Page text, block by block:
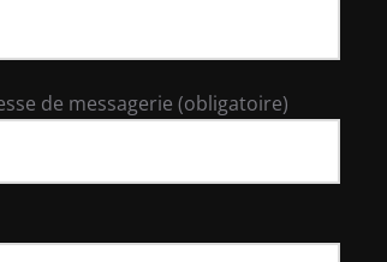
de messagerie (obligatoire)